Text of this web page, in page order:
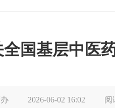
国基层中医
2026-06-02 16:02 阅